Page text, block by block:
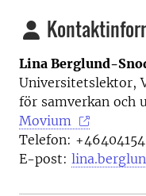
Lina Berglund-
Universitetslektor,
för samverkan och
Movium
Telefon:
E-post: